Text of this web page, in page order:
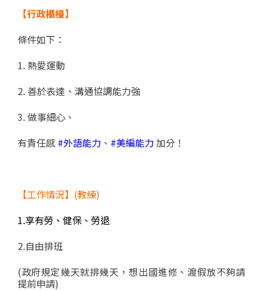
【行政櫃檯】
條件如下：
1. 熱愛運動
2. 善於表達、溝通協調能力強
3. 做事細心、
有責任感 #外語能力 、 #美編能力 加分！
【工作情況】(教練)
1.享有勞、健保、勞退
2.自由排班
(政府規定幾天就排幾天，想出國進修、渡假放不夠請
提前申請)